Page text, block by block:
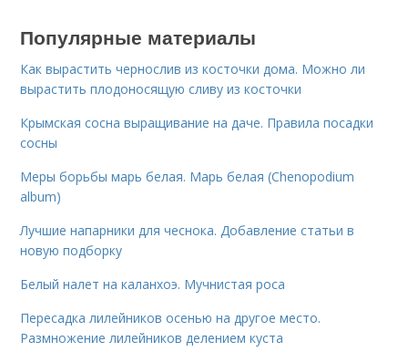
Популярные материалы
Как вырастить чернослив из косточки дома. Можно ли
вырастить плодоносящую сливу из косточки
Крымская сосна выращивание на даче. Правила посадки
сосны
Меры борьбы марь белая. Марь белая (Chenopodium
album)
Лучшие напарники для чеснока. Добавление статьи в
новую подборку
Белый налет на каланхоэ. Мучнистая роса
Пересадка лилейников осенью на другое место.
Размножение лилейников делением куста